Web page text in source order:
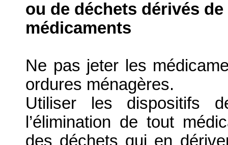
ou de déchets dérivés
médicaments
Ne pas jeter les
ordures ménagères.
Utiliser les dispositifs
l’élimination de tout
des déchets qui en